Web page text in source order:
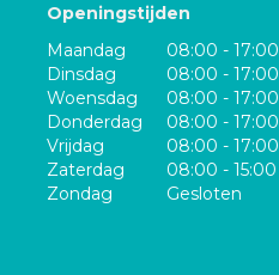
Openingstijden
Maandag
08:00 - 17:00
Dinsdag
08:00 - 17:00
Woensdag
08:00 - 17:00
Donderdag
08:00 - 17:00
Vrijdag
08:00 - 17:00
Zaterdag
08:00 - 15:00
Zondag
Gesloten